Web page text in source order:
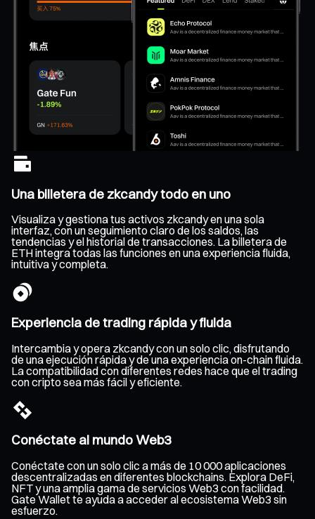
Una billetera de zkcandy todo en uno
Visualiza y gestiona tus activos zkcandy en una sola
interfaz, con un seguimiento claro de los saldos, las
tendencias y el historial de transacciones. La billetera de
ETH integra todas las funciones en una experiencia fluida,
intuitiva y completa.
Experiencia de trading rápida y fluida
Intercambia y opera zkcandy con un solo clic, disfrutando
de una ejecución rápida y de una experiencia on-chain fluida.
La compatibilidad con diferentes redes hace que el trading
con cripto sea más fácil y eficiente.
Conéctate al mundo Web3
Conéctate con un solo clic a más de 10 000 aplicaciones
descentralizadas en diferentes blockchains. Explora DeFi,
NFT y una amplia gama de servicios Web3 con facilidad.
Gate Wallet te ayuda a acceder al ecosistema Web3 sin
esfuerzo.